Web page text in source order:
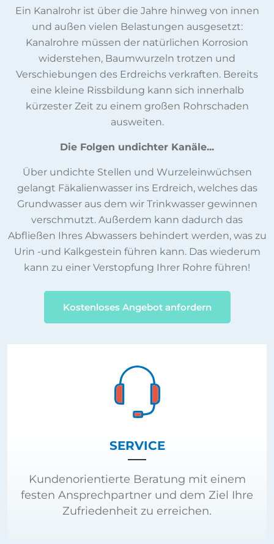
Ein Kanalrohr ist über die Jahre hinweg von innen
und außen vielen Belastungen ausgesetzt:
Kanalrohre müssen der natürlichen Korrosion
widerstehen, Baumwurzeln trotzen und
Verschiebungen des Erdreichs verkraften. Bereits
eine kleine Rissbildung kann sich innerhalb
kürzester Zeit zu einem großen Rohrschaden
ausweiten.
Die Folgen undichter Kanäle...
Über undichte Stellen und Wurzeleinwüchsen
gelangt Fäkalienwasser ins Erdreich, welches das
Grundwasser aus dem wir Trinkwasser gewinnen
verschmutzt. Außerdem kann dadurch das
Abfließen Ihres Abwassers behindert werden, was zu
Urin -und Kalkgestein führen kann. Das wiederum
kann zu einer Verstopfung Ihrer Rohre führen!
Kostenloses Angebot anfordern
SERVICE
Kundenorientierte Beratung mit einem
festen Ansprechpartner und dem Ziel Ihre
Zufriedenheit zu erreichen.